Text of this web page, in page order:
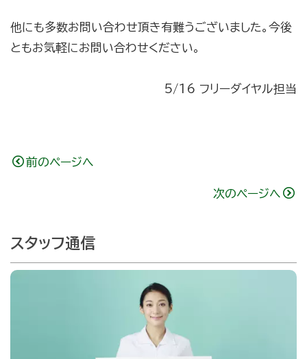
他にも多数お問い合わせ頂き有難うございました。今後
ともお気軽にお問い合わせください。
5/16 フリーダイヤル担当
前のページへ
次のページへ
スタッフ通信